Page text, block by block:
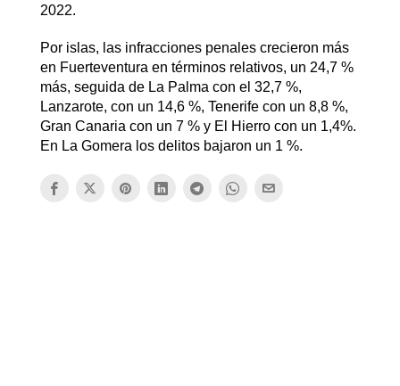
2022.
Por islas, las infracciones penales crecieron más
en Fuerteventura en términos relativos, un 24,7 %
más, seguida de La Palma con el 32,7 %,
Lanzarote, con un 14,6 %, Tenerife con un 8,8 %,
Gran Canaria con un 7 % y El Hierro con un 1,4%.
En La Gomera los delitos bajaron un 1 %.